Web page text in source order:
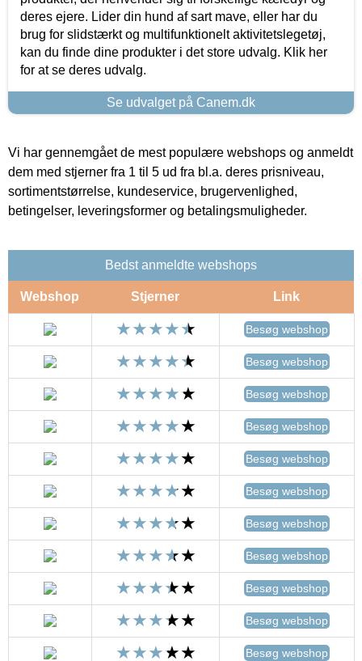
deres ejere. Lider din hund af sart mave, eller har du
brug for slidstærkt og multifunktionelt aktivitetslegetøj,
kan du finde dine produkter i det store udvalg. Klik her
for at se deres udvalg.
Se udvalget på Canem.dk
Vi har gennemgået de mest populære webshops og anmeldt
dem med stjerner fra 1 til 5 ud fra bl.a. deres prisniveau,
sortimentstørrelse, kundeservice, brugervenlighed,
betingelser, leveringsformer og betalingsmuligheder.
Bedst anmeldte webshops
Webshop Stjerner Link
Besøg webshop
Besøg webshop
Besøg webshop
Besøg webshop
Besøg webshop
Besøg webshop
Besøg webshop
Besøg webshop
Besøg webshop
Besøg webshop
Besøg webshop